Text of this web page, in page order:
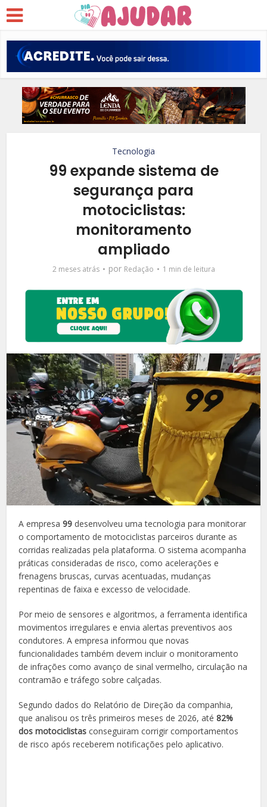
Tecnologia
99 expande sistema de
segurança para
motociclistas:
monitoramento
ampliado
2 meses atrás por Redação 1 min de leitura
A empresa99 desenvolveu uma tecnologia para monitorar
o comportamento de motociclistas parceiros durante as
corridas realizadas pela plataforma. O sistema acompanha
práticas consideradas de risco, como acelerações e
frenagens bruscas, curvas acentuadas, mudanças
repentinas de faixa e excesso de velocidade.
Por meio de sensores e algoritmos, a ferramenta identifica
movimentos irregulares e envia alertas preventivos aos
condutores. A empresa informou que novas
funcionalidades também devem incluir o monitoramento
de infrações como avanço de sinal vermelho, circulação na
contramão e tráfego sobre calçadas.
Segundo dados do Relatório de Direção da companhia,
que analisou os três primeiros meses de 2026, até 82%
dos motociclistas conseguiram corrigir comportamentos
de risco após receberem notificações pelo aplicativo.